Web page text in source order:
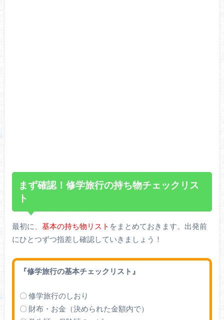
まず確認！修学旅行の持ち物チェックリス
ト
最初に、 基本の持ち物リスト をまとめておきます。出発前
にひとつずつ指差し確認していきましょう！
『修学旅行の基本チェックリスト』
〇 修学旅行のしおり
〇 財布・お金（決められた金額内で）